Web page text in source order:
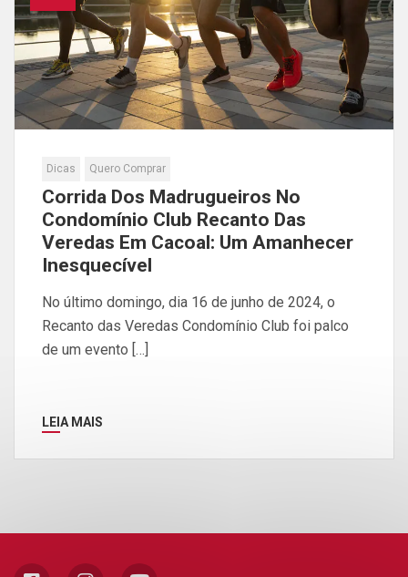
Dicas Quero Comprar
Corrida Dos Madrugueiros No
Condomínio Club Recanto Das
Veredas Em Cacoal: Um Amanhecer
Inesquecível
No último domingo, dia 16 de junho de 2024, o
Recanto das Veredas Condomínio Club foi palco
de um evento […]
LEIA MAIS